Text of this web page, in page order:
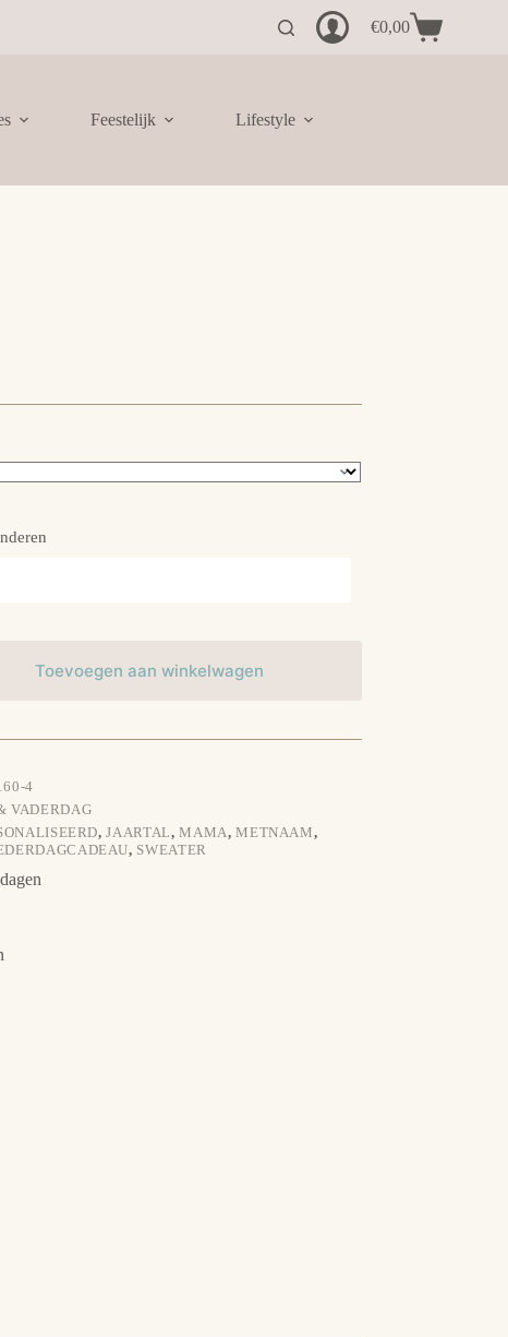
Winkelwagen
€0,00
Feestelijk Lifestyle
Toevoegen aan winkelwagen
4
VADERDAG
,JAARTAL,MAMA,METNAAM,
, SWEATER